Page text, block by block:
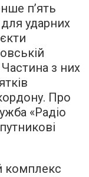
п’ять
ударних
з них
Про
«Радіо
комплекс